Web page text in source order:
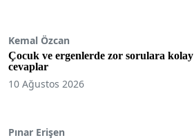
Kemal Özcan
Çocuk ve ergenlerde zor sorulara kolay
cevaplar
10 Ağustos 2026
Pınar Erişen